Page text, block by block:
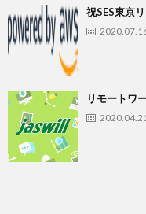
祝SES東京
リモートワ
2020.04.21